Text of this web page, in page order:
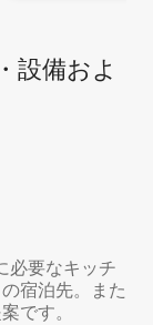
設⁠備⁠およ
必要なキッチ
宿泊先。また
です。